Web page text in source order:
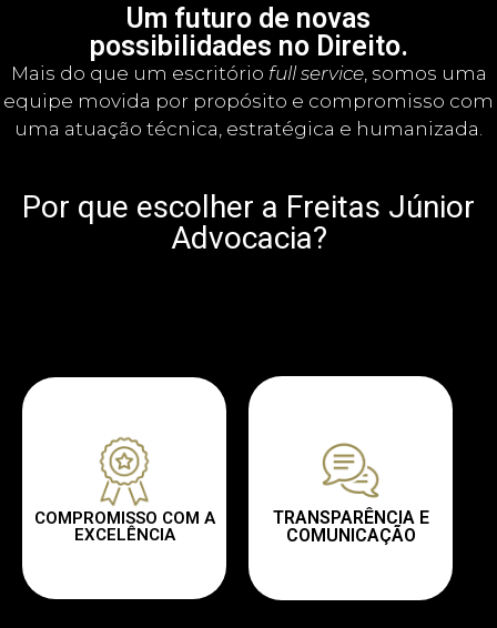
Um futuro de novas
possibilidades no Direito.
Mais do que um escritório full service, somos uma
equipe movida por propósito e compromisso com
uma atuação técnica, estratégica e humanizada.
Por que escolher a Freitas Júnior
Advocacia?
COMPROMISSO COM A
EXCELÊNCIA
TRANSPARÊNCIA E
COMUNICAÇÃO